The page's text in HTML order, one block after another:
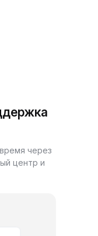
через
центр и